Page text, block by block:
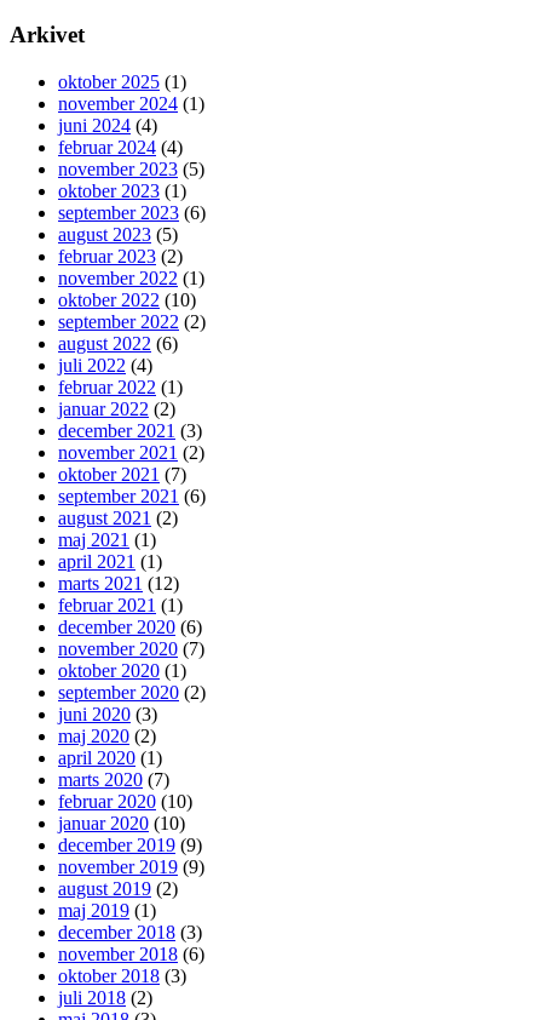
Arkivet
oktober 2025 (1)
november 2024 (1)
juni 2024 (4)
februar 2024 (4)
november 2023 (5)
oktober 2023 (1)
september 2023 (6)
august 2023 (5)
februar 2023 (2)
november 2022 (1)
oktober 2022 (10)
september 2022 (2)
august 2022 (6)
juli 2022 (4)
februar 2022 (1)
januar 2022 (2)
december 2021 (3)
november 2021 (2)
oktober 2021 (7)
september 2021 (6)
august 2021 (2)
maj 2021 (1)
april 2021 (1)
marts 2021 (12)
februar 2021 (1)
december 2020 (6)
november 2020 (7)
oktober 2020 (1)
september 2020 (2)
juni 2020 (3)
maj 2020 (2)
april 2020 (1)
marts 2020 (7)
februar 2020 (10)
januar 2020 (10)
december 2019 (9)
november 2019 (9)
august 2019 (2)
maj 2019 (1)
december 2018 (3)
november 2018 (6)
oktober 2018 (3)
juli 2018 (2)